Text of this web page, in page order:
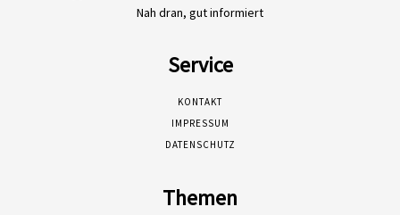
Nah dran, gut informiert
Service
KONTAKT
IMPRESSUM
DATENSCHUTZ
Themen